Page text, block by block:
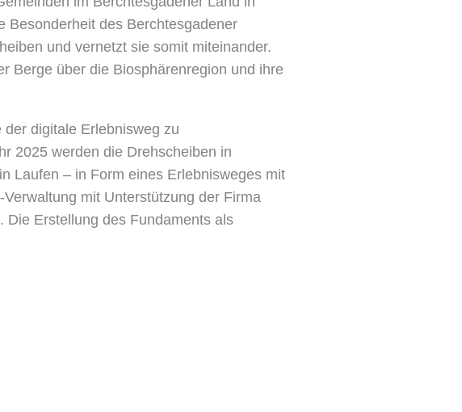
Besonderheit des Berchtesgadener
und vernetzt sie somit miteinander.
Berge über die Biosphärenregion und ihre
der digitale Erlebnisweg zu
2025 werden die Drehscheiben in
Laufen – in Form eines Erlebnisweges mit
mit Unterstützung der Firma
Die Erstellung des Fundaments als